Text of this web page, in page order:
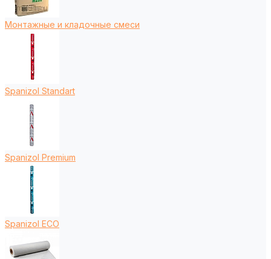
Монтажные и кладочные смеси
Spanizol Standart
Spanizol Premium
Spanizol ECO